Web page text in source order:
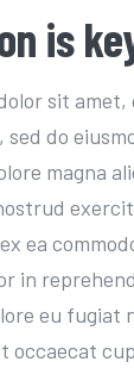
is
sit
sed do
magna
ea
in
eu fugiat
occaecat